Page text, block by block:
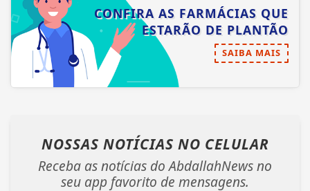
CONFIRA AS FARMÁCIAS QUE
ESTARÃO DE PLANTÃO
SAIBA MAIS
NOSSAS NOTÍCIAS NO CELULAR
Receba as notícias do AbdallahNews no
seu app favorito de mensagens.